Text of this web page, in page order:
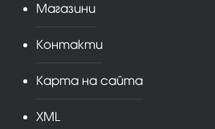
Магазини
Контакти
Карта на сайта
XML